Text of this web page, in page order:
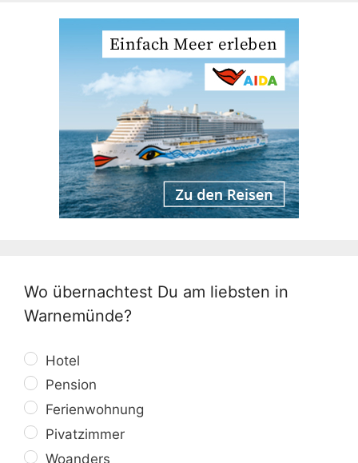
Wo übernachtest Du am liebsten in
Warnemünde?
Hotel
Pension
Ferienwohnung
Pivatzimmer
Woanders